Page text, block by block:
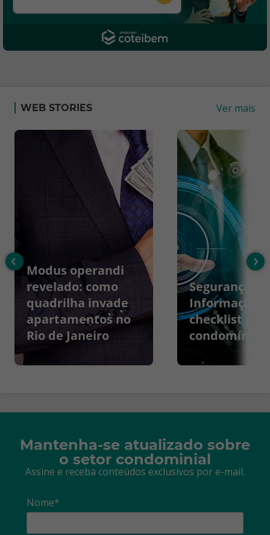
WEB STORIES Ver mais
Modus operandi
revelado: como
quadrilha invade
apartamentos no
Rio de Janeiro
Segurança da
Informação:
checklist
condomínios
‹ ›
Mantenha-se atualizado sobre
o setor condominial
Assine e receba conteúdos exclusivos por e-mail:
Nome*